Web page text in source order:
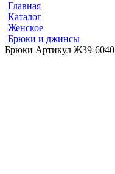
Главная
Каталог
Женское
Брюки и джинсы
Брюки Артикул Ж39-6040